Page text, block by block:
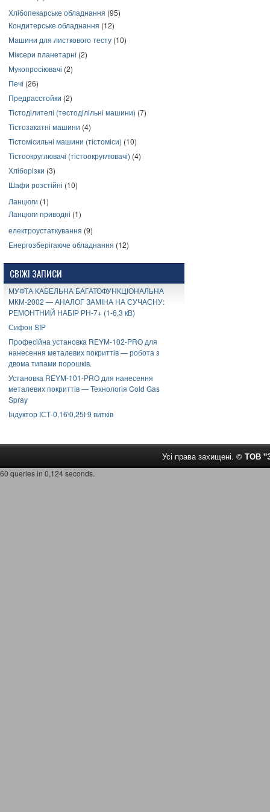
Хлібопекарське обладнання (95)
Кондитерське обладнання (12)
Машини для листкового тесту (10)
Міксери планетарні (2)
Мукопросіювачі (2)
Печі (26)
Предрасстойки (2)
Тістоділителі (тестоділільні машини) (7)
Тістозакатні машини (4)
Тістомісильні машини (тістоміси) (10)
Тістоокруглювачі (тістоокруглювачі) (4)
Хліборізки (3)
Шафи розстійні (10)
Ланцюги (1)
Ланцюги приводні (1)
електроустаткування (9)
Енергозберігаюче обладнання (12)
СВІЖІ ЗАПИСИ
МУФТА КАБЕЛЬНА БАГАТОФУНКЦІОНАЛЬНА
МКМ-2002 — АНАЛОГ ЗАМІНА НА СУЧАСНУ:
РЕМОНТНИЙ НАБІР РН-7+ (1-6,3 кВ)
Сифон SIP
Професійна установка REYM-102-PRO для
нанесення металевих покриттів — робота з
двома типами порошків.
Установка REYM-101-PRO для нанесення
металевих покриттів — Технологія Cold Gas
Spray
Індуктор ІСТ-0,16\0,25І 9 витків
Усі права захищені. © ТОВ
60 queries in 0,124 seconds.